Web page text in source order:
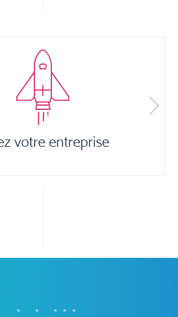
Plateforme digitale